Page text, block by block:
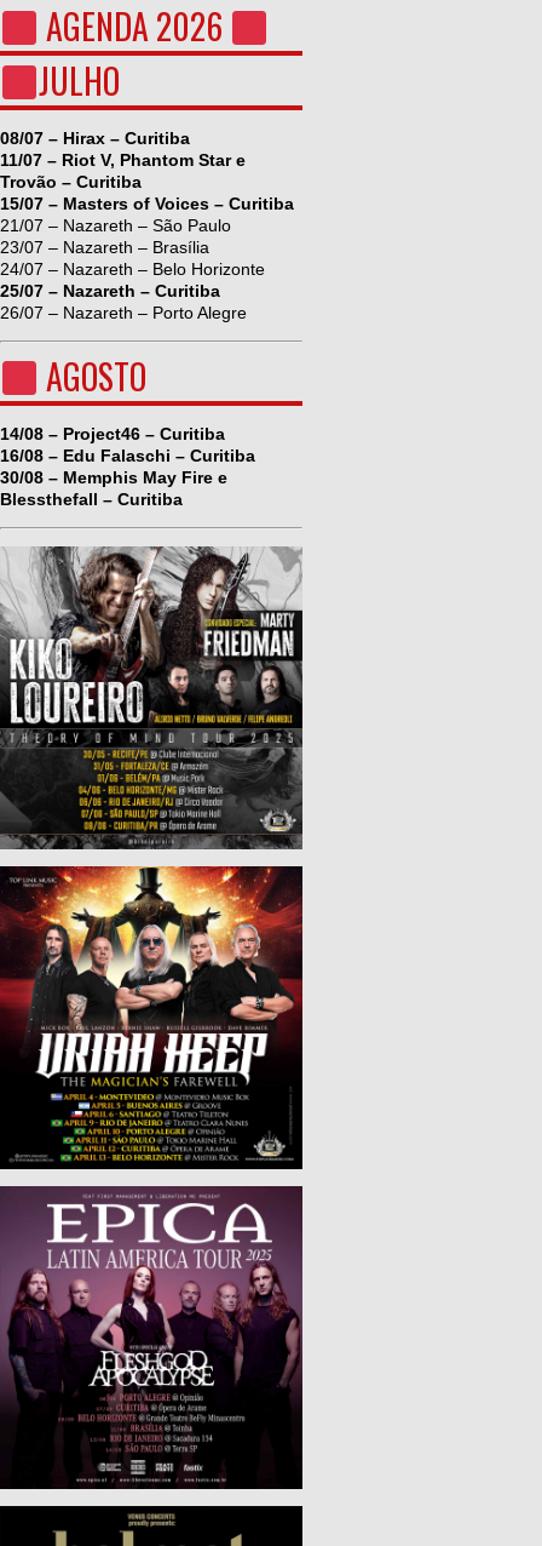
AGENDA 2026
JULHO
08/07 – Hirax – Curitiba
11/07 – Riot V, Phantom Star e
Trovão – Curitiba
15/07 – Masters of Voices – Curitiba
21/07 – Nazareth – São Paulo
23/07 – Nazareth – Brasília
24/07 – Nazareth – Belo Horizonte
25/07 – Nazareth – Curitiba
26/07 – Nazareth – Porto Alegre
AGOSTO
14/08 – Project46 – Curitiba
16/08 – Edu Falaschi – Curitiba
30/08 – Memphis May Fire e
Blessthefall – Curitiba